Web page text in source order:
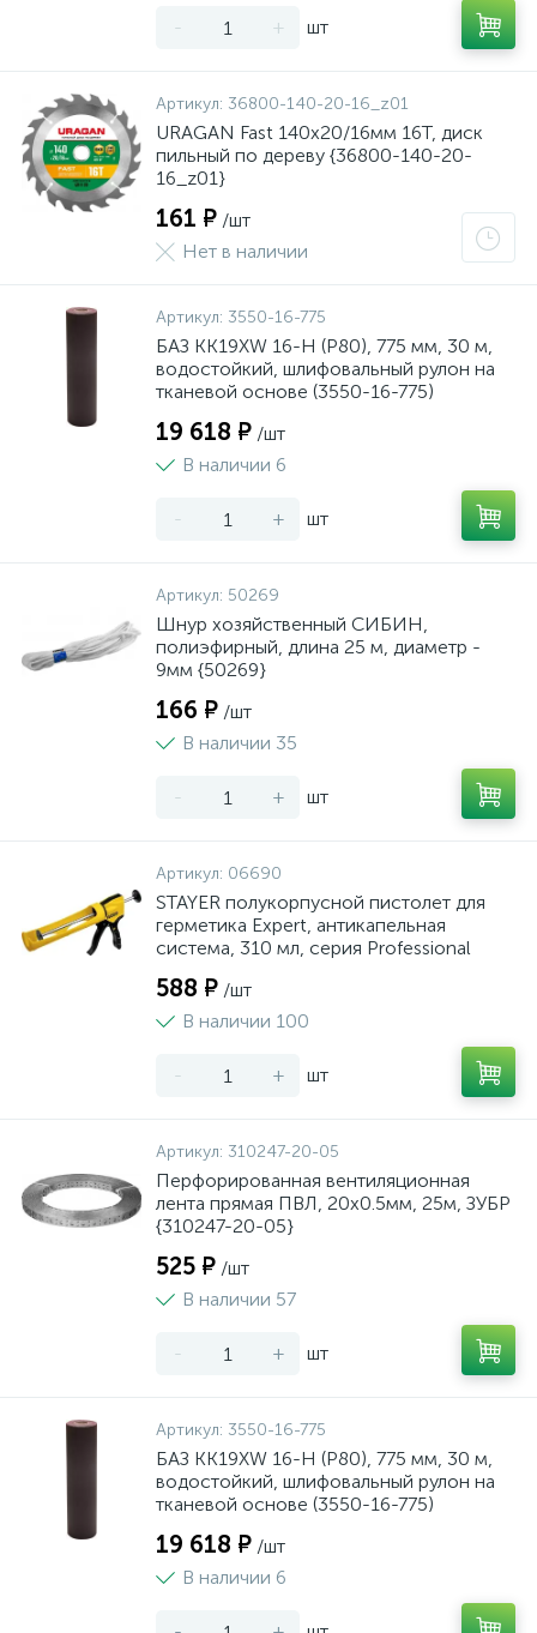
- + шт
Артикул: 36800-140-20-16_z01
URAGAN Fast 140x20/16мм 16Т, диск
пильный по дереву {36800-140-20-
16_z01}
161 ₽ /шт
Нет в наличии
Артикул: 3550-16-775
БАЗ KK19XW 16-H (Р80), 775 мм, 30 м,
водостойкий, шлифовальный рулон на
тканевой основе (3550-16-775)
19 618 ₽ /шт
В наличии 6
- + шт
Артикул: 50269
Шнур хозяйственный СИБИН,
полиэфирный, длина 25 м, диаметр -
9мм {50269}
166 ₽ /шт
В наличии 35
- + шт
Артикул: 06690
STAYER полукорпусной пистолет для
герметика Expert, антикапельная
система, 310 мл, серия Professional
588 ₽ /шт
В наличии 100
- + шт
Артикул: 310247-20-05
Перфорированная вентиляционная
лента прямая ПВЛ, 20х0.5мм, 25м, ЗУБР
{310247-20-05}
525 ₽ /шт
В наличии 57
- + шт
Артикул: 3550-16-775
БАЗ KK19XW 16-H (Р80), 775 мм, 30 м,
водостойкий, шлифовальный рулон на
тканевой основе (3550-16-775)
19 618 ₽ /шт
В наличии 6